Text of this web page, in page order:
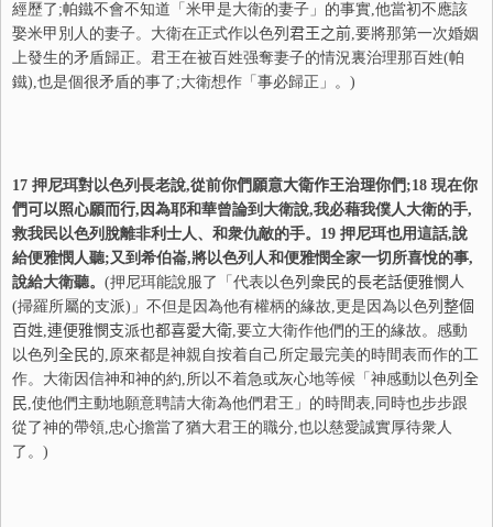
經歷了;帕鐵不會不知道「米甲是大衛的妻子」的事實,他當初不應該
娶米甲別人的妻子。大衛在正式作以色列 君王之前,要將那第一次婚姻
上發生的矛盾歸正。君王在被百姓强奪妻子的情況裏治理那百姓(帕
鐵),也是個很矛盾的事了;大衛想作「事必歸正」。)
17 押尼珥對以色列長老說,從前你們願意大衛作王治理你們 ;18 現在你
們可以照心願而行,因為耶和華曾論到大衛說,我必藉我僕人大衛的手,
救我民以色列脫離非利士人、和衆仇敵的手。 19 押尼珥也用這話,說
給便雅憫人聽;又到希伯崙,將以色列人和便雅憫全家一切所喜悅的事,
說給大衛聽。 (押尼珥能說服了「代表以色列 衆民的長老話便雅憫人
(掃羅所屬的支派)」不但是因為他有權柄的緣故,更是因為以色列 整個
百姓,連便雅憫支派也都喜愛大衛,要立大衛作他們的王的緣故。感動
以色列 全民的,原來都是神親自按着自己所定最完美的時間表而作的工
作。大衛因信神和神的約,所以不着急或灰心地等候「神感動以色列 全
民,使他們主動地願意聘請大衛為他們君王」的時間表,同時也步步跟
從了神的帶領,忠心擔當了猶大君王的職分,也以慈愛誠實厚待衆人
了。)